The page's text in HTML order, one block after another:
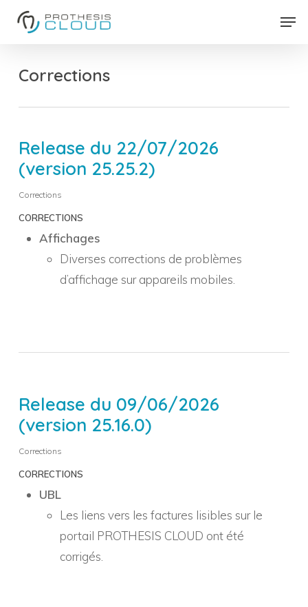
contentCorrections
Release du 22/07/2026
(version 25.25.2)
Corrections
CORRECTIONS
Affichages
Diverses corrections de problèmes
d’affichage sur appareils mobiles.
Release du 09/06/2026
(version 25.16.0)
Corrections
CORRECTIONS
UBL
Les liens vers les factures lisibles sur le
portail PROTHESIS CLOUD ont été
corrigés.